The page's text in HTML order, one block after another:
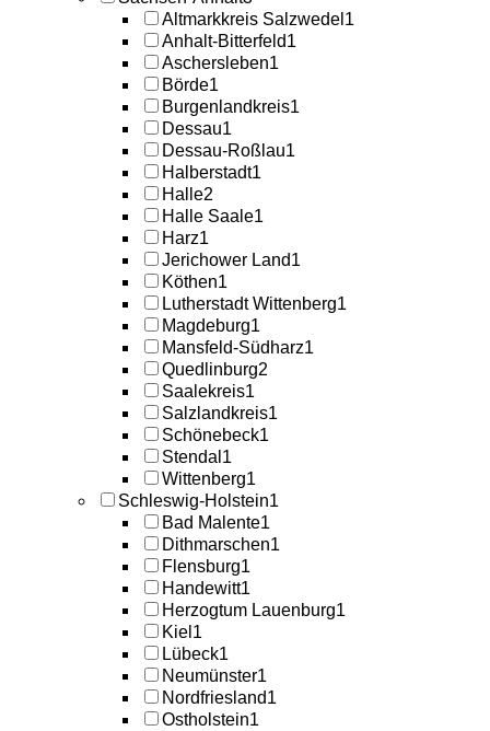
Altmarkkreis Salzwedel 1
Anhalt-Bitterfeld1
Aschersleben1
Börde1
Burgenlandkreis1
Dessau1
Dessau-Roßlau1
Halberstadt1
Halle2
Halle Saale1
Harz1
Jerichower Land1
Köthen1
Lutherstadt Wittenberg1
Magdeburg1
Mansfeld-Südharz1
Quedlinburg2
Saalekreis1
Salzlandkreis1
Schönebeck1
Stendal 1
Wittenberg1
Schleswig-Holstein1
Bad Malente1
Dithmarschen1
Flensburg1
Handewitt1
Herzogtum Lauenburg1
Kiel 1
Lübeck1
Neumünster1
Nordfriesland1
Ostholstein1